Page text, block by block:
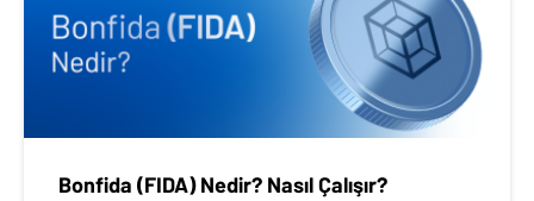
Bonfida (FIDA) Nedir? Nasıl Çalışır?